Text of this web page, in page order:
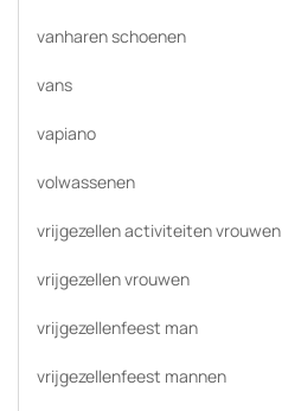
vanharen schoenen
vans
vapiano
volwassenen
vrijgezellen activiteiten vrouwen
vrijgezellen vrouwen
vrijgezellenfeest man
vrijgezellenfeest mannen